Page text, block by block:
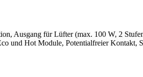
Ausgang für Lüfter (max. 100 W, 2
und Hot Module, Potentialfreier Kontakt,